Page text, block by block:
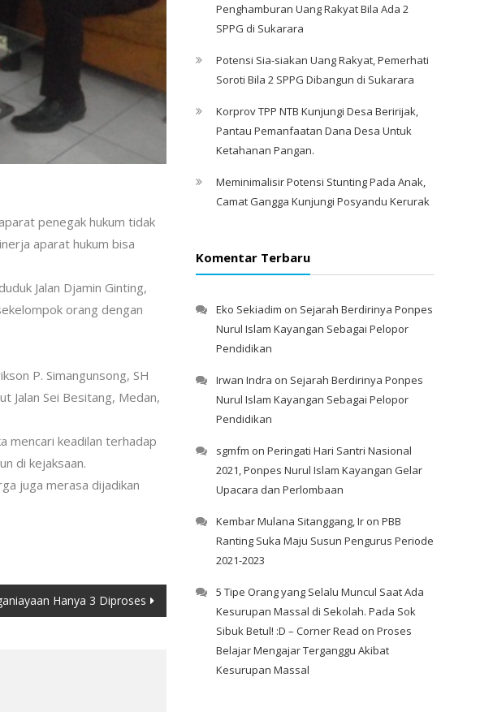
penegak hukum tidak
aparat hukum bisa
Jalan Djamin Ginting,
orang dengan
P. Simangunsong, SH
Jalan Sei Besitang, Medan,
mencari keadilan terhadap
di kejaksaan.
juga merasa dijadikan
Hanya 3 Diproses
Penghamburan Uang Rakyat Bila Ada 2
SPPG di Sukarara
Potensi Sia-siakan Uang Rakyat, Pemerhati
Soroti Bila 2 SPPG Dibangun di Sukarara
Korprov TPP NTB Kunjungi Desa Beririjak,
Pantau Pemanfaatan Dana Desa Untuk
Ketahanan Pangan.
Meminimalisir Potensi Stunting Pada Anak,
Camat Gangga Kunjungi Posyandu Kerurak
Komentar Terbaru
Eko Sekiadim on Sejarah Berdirinya Ponpes
Nurul Islam Kayangan Sebagai Pelopor
Pendidikan
Irwan Indra on Sejarah Berdirinya Ponpes
Nurul Islam Kayangan Sebagai Pelopor
Pendidikan
sgmfm on Peringati Hari Santri Nasional
2021, Ponpes Nurul Islam Kayangan Gelar
Upacara dan Perlombaan
Kembar Mulana Sitanggang, Ir on PBB
Ranting Suka Maju Susun Pengurus Periode
2021-2023
5 Tipe Orang yang Selalu Muncul Saat Ada
Kesurupan Massal di Sekolah. Pada Sok
Sibuk Betul! :D – Corner Read on Proses
Belajar Mengajar Terganggu Akibat
Kesurupan Massal